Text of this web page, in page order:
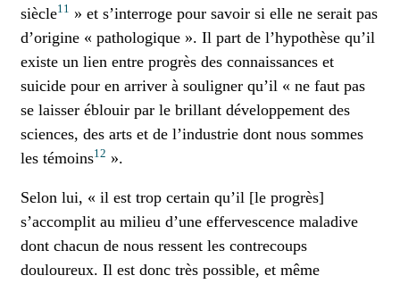
siècle11 » et s’interroge pour savoir si elle ne serait pas
d’origine « pathologique ». Il part de l’hypothèse qu’il
existe un lien entre progrès des connaissances et
suicide pour en arriver à souligner qu’il « ne faut pas
se laisser éblouir par le brillant développement des
sciences, des arts et de l’industrie dont nous sommes
les témoins12 ».
Selon lui, « il est trop certain qu’il [le progrès]
s’accomplit au milieu d’une effervescence maladive
dont chacun de nous ressent les contrecoups
douloureux. Il est donc très possible, et même